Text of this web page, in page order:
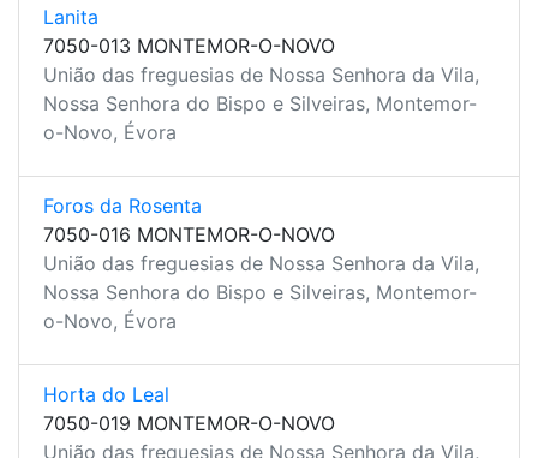
Lanita
7050-013 MONTEMOR-O-NOVO
União das freguesias de Nossa Senhora da Vila,
Nossa Senhora do Bispo e Silveiras, Montemor-
o-Novo, Évora
Foros da Rosenta
7050-016 MONTEMOR-O-NOVO
União das freguesias de Nossa Senhora da Vila,
Nossa Senhora do Bispo e Silveiras, Montemor-
o-Novo, Évora
Horta do Leal
7050-019 MONTEMOR-O-NOVO
União das freguesias de Nossa Senhora da Vila,